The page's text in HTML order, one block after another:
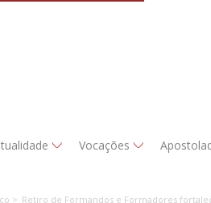
Vocações
> Retiro de Formandos e Formadores